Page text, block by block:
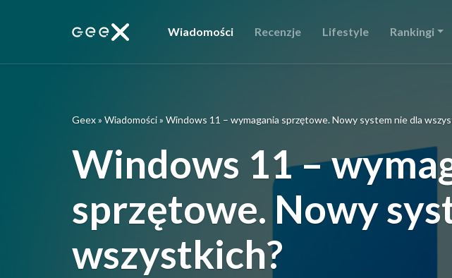
Wiadomości Recenzje Lifestyle Rankingi
Geex» Wiadomości» Windows 11 – wymagania sprzętowe. Nowy system nie dla
Windows 11 –
sprzętowe. Nowy
wszystkich?